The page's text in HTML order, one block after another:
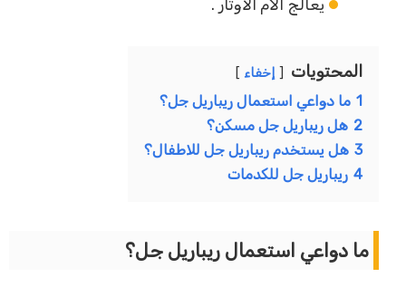
يعالج آلام الأوتار .
المحتويات إخفاء
ما دواعي استعمال ريباريل جل؟
هل ريباريل جل مسكن؟
هل يستخدم ريباريل جل للاطفال؟
ريباريل جل للكدمات
ما دواعي استعمال ريباريل جل؟